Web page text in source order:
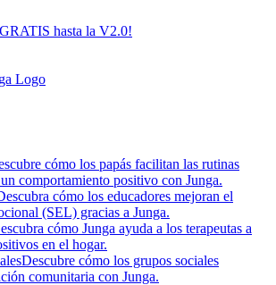
hasta la V2.0!
cómo los papás facilitan las rutinas
comportamiento positivo con Junga.
cómo los educadores mejoran el
(SEL) gracias a Junga.
cómo Junga ayuda a los terapeutas a
en el hogar.
Descubre cómo los grupos sociales
comunitaria con Junga.